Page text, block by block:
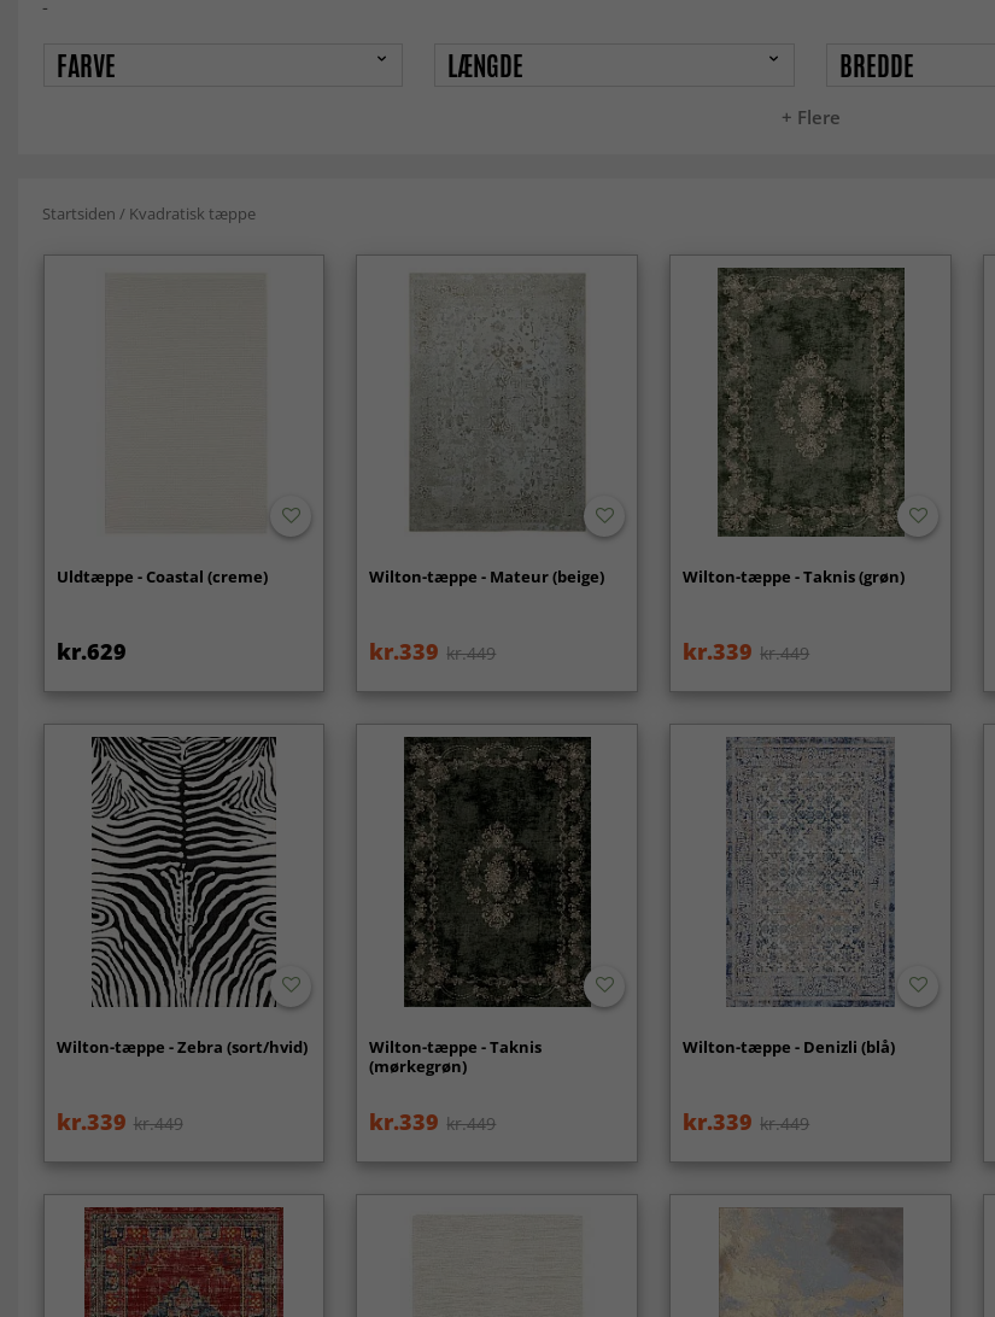
-
+ Flere
FARVE LÆNGDE BREDDE
Startsiden / Kvadratisk tæppe
Uldtæppe - Coastal (creme)
kr.629
Wilton-tæppe - Mateur (beige)
kr.339 kr.449
Wilton-tæppe - Taknis (grøn)
kr.339 kr.449
Wilton-tæppe - Zebra (sort/hvid)
kr.339 kr.449
Wilton-tæppe - Taknis
(mørkegrøn)
kr.339 kr.449
Wilton-tæppe - Denizli (blå)
kr.339 kr.449